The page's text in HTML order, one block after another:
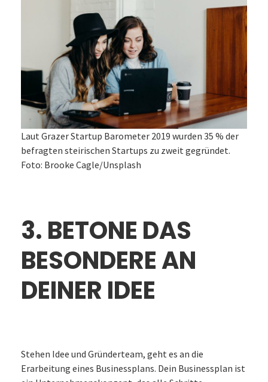
Laut Grazer Startup Barometer 2019 wurden 35 % der
befragten steirischen Startups zu zweit gegründet.
Foto: Brooke Cagle/Unsplash
3. BETONE DAS
BESONDERE AN
DEINER IDEE
Stehen Idee und Gründerteam, geht es an die
Erarbeitung eines Businessplans. Dein Businessplan ist